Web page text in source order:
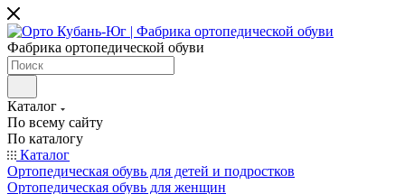
Фабрика ортопедической обуви
Каталог
По всему сайту
По каталогу
Каталог
Ортопедическая обувь для детей и подростков
Ортопедическая обувь для женщин